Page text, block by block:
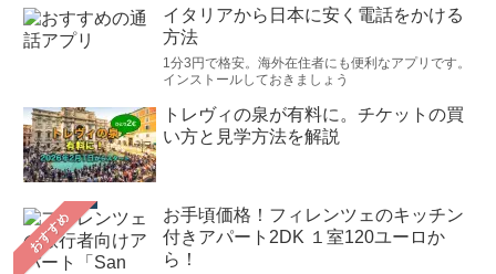
イタリアから日本に安く電話をかける
方法
1分3円で格安。海外在住者にも便利なアプリです。
インストールしておきましょう
トレヴィの泉が有料に。チケットの買
い方と見学方法を解説
おすすめ
お手頃価格！フィレンツェのキッチン
付きアパート2DK １室120ユーロか
ら！